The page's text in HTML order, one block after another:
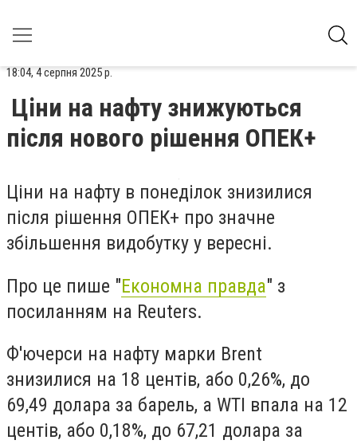
18:04, 4 серпня 2025 р.
Ціни на нафту знижуються
після нового рішення ОПЕК+
Ціни на нафту в понеділок знизилися
після рішення ОПЕК+ про значне
збільшення видобутку у вересні.
Про це пише "Економна правда" з
посиланням на Reuters.
Ф'ючерси на нафту марки Brent
знизилися на 18 центів, або 0,26%, до
69,49 долара за барель, а WTI впала на 12
центів, або 0,18%, до 67,21 долара за